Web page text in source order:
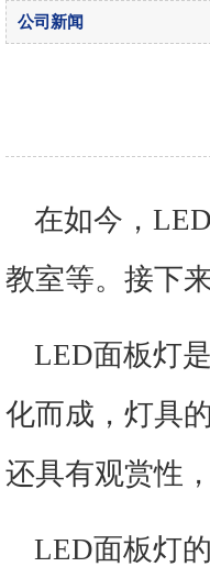
公司新闻
在如今，
教室等。接下
LED面板灯
化而成，灯具
还具有观赏性
LED面板灯